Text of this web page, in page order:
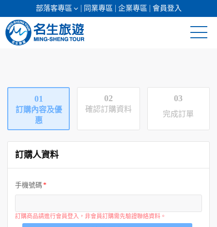
部落客專區 同業專區 企業專區 會員登入
日本專館
郵輪假期
海島假期
韓國
東南亞
01
訂購內容及優
惠
02
確認訂購資料
03
完成訂單
訂購人資料
手機號碼
訂購商品請進行會員登入，非會員訂購需先驗證聯絡資料。